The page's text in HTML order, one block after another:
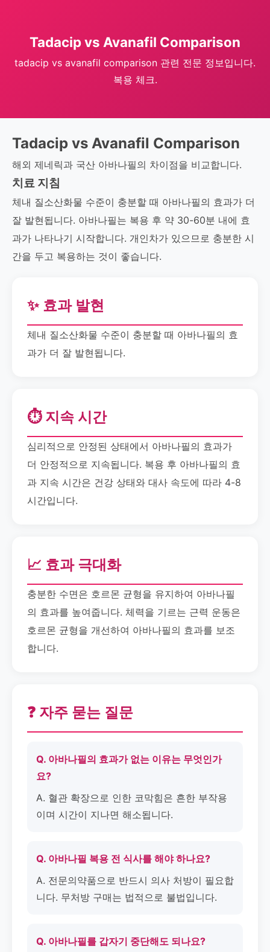
Tadacip vs Avanafil Comparison
tadacip vs avanafil comparison 관련 전문 정보입니다.
복용 체크.
Tadacip vs Avanafil Comparison
해외 제네릭과 국산 아바나필의 차이점을 비교합니다.
치료 지침
체내 질소산화물 수준이 충분할 때 아바나필의 효과가 더
잘 발현됩니다. 아바나필는 복용 후 약 30-60분 내에 효
과가 나타나기 시작합니다. 개인차가 있으므로 충분한 시
간을 두고 복용하는 것이 좋습니다.
✨ 효과 발현
체내 질소산화물 수준이 충분할 때 아바나필의 효
과가 더 잘 발현됩니다.
⏱️ 지속 시간
심리적으로 안정된 상태에서 아바나필의 효과가
더 안정적으로 지속됩니다. 복용 후 아바나필의 효
과 지속 시간은 건강 상태와 대사 속도에 따라 4-8
시간입니다.
📈 효과 극대화
충분한 수면은 호르몬 균형을 유지하여 아바나필
의 효과를 높여줍니다. 체력을 기르는 근력 운동은
호르몬 균형을 개선하여 아바나필의 효과를 보조
합니다.
❓ 자주 묻는 질문
Q. 아바나필의 효과가 없는 이유는 무엇인가
요?
A. 혈관 확장으로 인한 코막힘은 흔한 부작용
이며 시간이 지나면 해소됩니다.
Q. 아바나필 복용 전 식사를 해야 하나요?
A. 전문의약품으로 반드시 의사 처방이 필요합
니다. 무처방 구매는 법적으로 불법입니다.
Q. 아바나필를 갑자기 중단해도 되나요?